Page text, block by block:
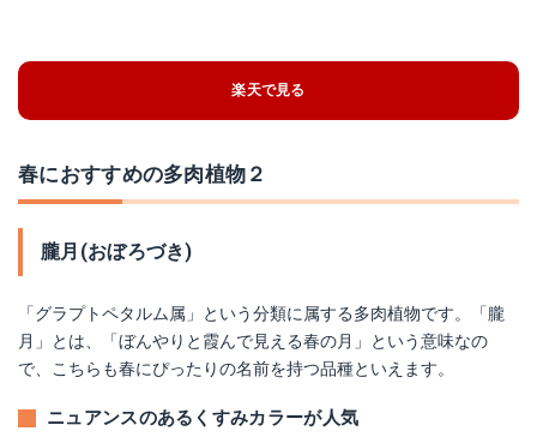
楽天で見る
春におすすめの多肉植物２
朧月(おぼろづき)
「グラプトペタルム属」という分類に属する多肉植物です。「朧
月」とは、「ぼんやりと霞んで見える春の月」という意味なの
で、こちらも春にぴったりの名前を持つ品種といえます。
ニュアンスのあるくすみカラーが人気